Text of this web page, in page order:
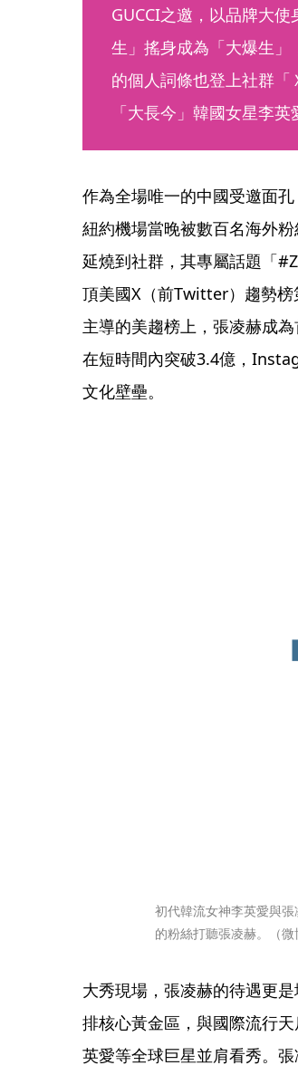
GUCCI之邀，以品牌大
生」搖身成為「大爆生
的個人詞條也登上社群
「大長今」韓國女星李
作為全場唯一的中國受邀面
紐約機場當晚被數百名海外
延燒到社群，其專屬話題「
頂美國X（前Twitter）趨勢
主導的美趨榜上，張凌赫成
在短時間內突破3.4億，
文化壁壘。
初代韓流女神李英愛與
的粉絲打聽張凌赫。（微
大秀現場，張凌赫的待遇更
排核心黃金區，與國際流行
英愛等全球巨星並肩看秀。